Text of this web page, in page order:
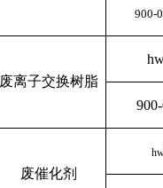
900-
废离子交换树脂
废催化剂